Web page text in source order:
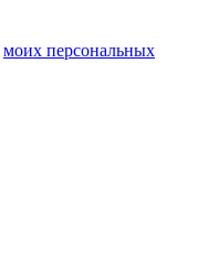
моих персональных